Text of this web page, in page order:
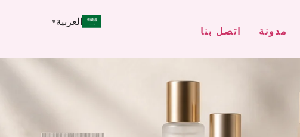
مدونة اتصل بنا
العربية